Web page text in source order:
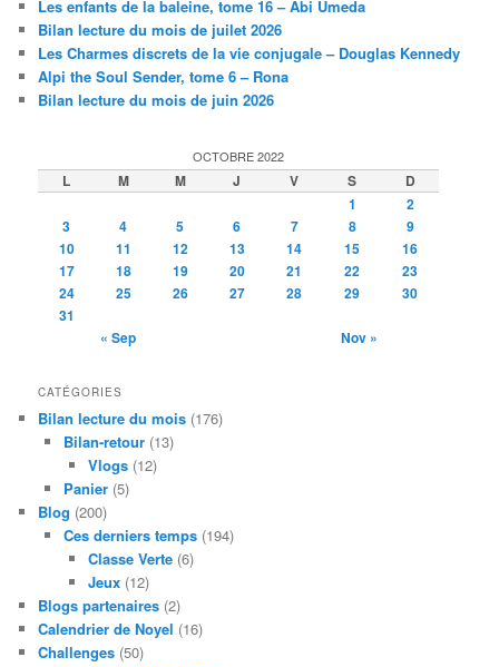
Les enfants de la baleine, tome 16 – Abi Umeda
Bilan lecture du mois de juilet 2026
Les Charmes discrets de la vie conjugale – Douglas Kennedy
Alpi the Soul Sender, tome 6 – Rona
Bilan lecture du mois de juin 2026
OCTOBRE 2022
L M M J V S
D
1
2
3
4 5 6 7 8
9
10
11 12 13 14 15
16
17
18 19 20 21 22
23
24
25 26 27 28 29
30
31
« Sep
Nov »
CATÉGORIES
Bilan lecture du mois (176)
Bilan-retour(13)
Vlogs (12)
Panier(5)
Blog (200)
Ces derniers temps(194)
Classe Verte (6)
Jeux (12)
Blogs partenaires (2)
Calendrier de Noyel (16)
Challenges (50)